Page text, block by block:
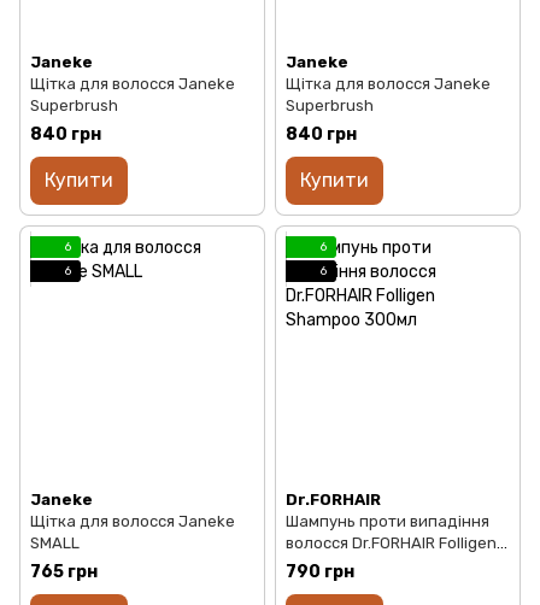
Janeke
Щітка для волосся Janeke
Superbrush
840 грн
Купити
Janeke
Щітка для волосся Janeke
Superbrush
840 грн
Купити
6
6
Janeke
Щітка для волосся Janeke
SMALL
765 грн
6
6
Dr.FORHAIR
Шампунь проти випадіння
волосся Dr.FORHAIR Folligen
Shampoo 300мл
790 грн